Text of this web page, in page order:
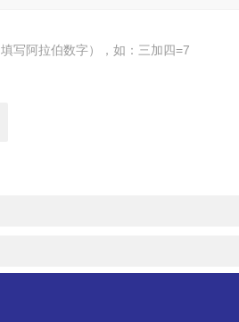
写阿拉伯数字），如：三加四=7